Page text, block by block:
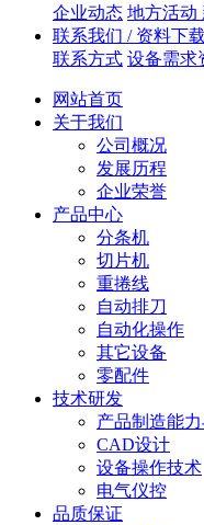
企业动态 地方活动
联系我们 / 资料下载
联系方式 设备需求
网站首页
关于我们
公司概况
发展历程
企业荣誉
产品中心
分条机
切片机
重捲线
自动排刀
自动化操作
其它设备
零配件
技术研发
产品制造能
CAD设计
设备操作技术
电气仪控
品质保证